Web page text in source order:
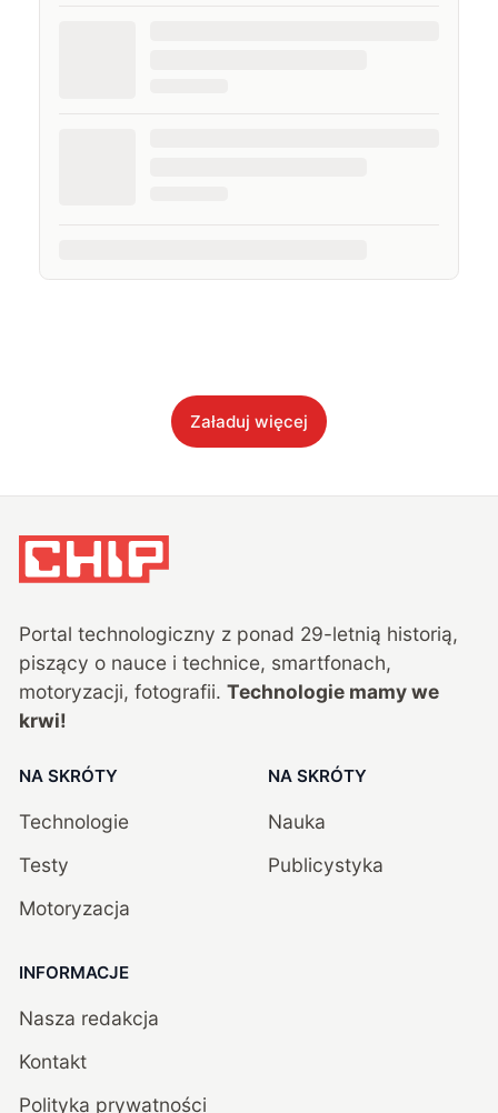
Załaduj więcej
Portal technologiczny z ponad 29-letnią historią,
piszący o nauce i technice, smartfonach,
motoryzacji, fotografii. Technologie mamy we
krwi!
NA SKRÓTY
Technologie
Testy
Motoryzacja
NA SKRÓTY
Nauka
Publicystyka
INFORMACJE
Nasza redakcja
Kontakt
Polityka prywatności